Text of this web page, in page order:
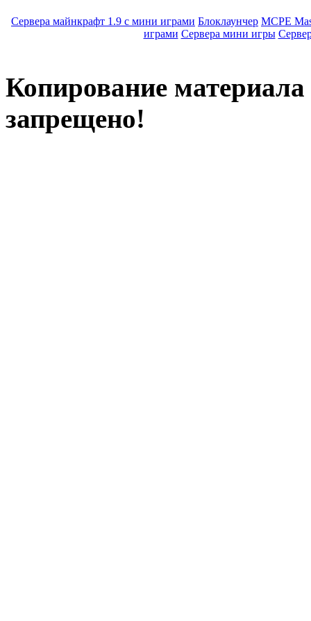
Сервера майнкрафт 1.9 с мини играми Блоклаунчер MCPE
играми Сервера мини игры
Копирование материала
запрещено!